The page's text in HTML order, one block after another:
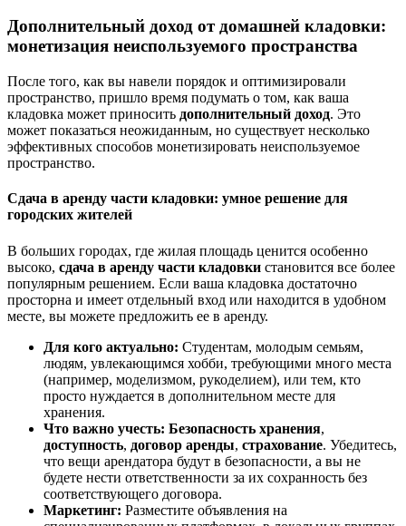
Дополнительный доход от домашней кладовки:
монетизация неиспользуемого пространства
После того, как вы навели порядок и оптимизировали
пространство, пришло время подумать о том, как ваша
кладовка может приносить дополнительный доход. Это
может показаться неожиданным, но существует несколько
эффективных способов монетизировать неиспользуемое
пространство.
Сдача в аренду части кладовки: умное решение для
городских жителей
В больших городах, где жилая площадь ценится особенно
высоко, сдача в аренду части кладовки становится все более
популярным решением. Если ваша кладовка достаточно
просторна и имеет отдельный вход или находится в удобном
месте, вы можете предложить ее в аренду.
Для кого актуально: Студентам, молодым семьям,
людям, увлекающимся хобби, требующими много места
(например, моделизмом, рукоделием), или тем, кто
просто нуждается в дополнительном месте для
хранения.
Что важно учесть: Безопасность хранения,
доступность, договор аренды, страхование. Убедитесь,
что вещи арендатора будут в безопасности, а вы не
будете нести ответственности за их сохранность без
соответствующего договора.
Маркетинг: Разместите объявления на